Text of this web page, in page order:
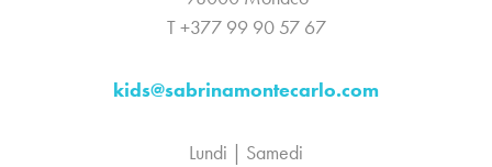
T +377 99 90 57 67
kids@sabrinamontecarlo.com
Lundi | Samedi